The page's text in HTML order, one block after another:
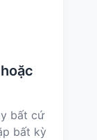
bất cứ
bất kỳ